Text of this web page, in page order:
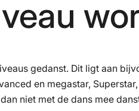
gedanst. Dit ligt aan
en megastar,
niet met de dans mee